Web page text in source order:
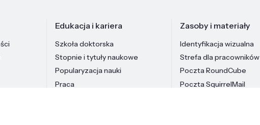
Edukacja i kariera
Szkoła doktorska
Stopnie i tytuły naukowe
Popularyzacja nauki
Praca
Zasoby i materiały
Identyfikacja wizualna
Strefa dla pracowników
Poczta RoundCube
Poczta SquirrelMail